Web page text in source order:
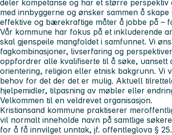
deler kompetanse og har et større
med innbyggerne og ønsker sammen å
effektive og bærekraftige måter å jobbe på –
Vår kommune har fokus på et inkluderende
skal gjenspeile mangfoldet i samfunnet. Vi
fagkombinasjoner, livserfaring og
oppfordrer alle kvalifiserte til å søke, uansett
orientering, religion eller etnisk bakgrunn. Vi
behov for det der det er mulig. Aktuell
hjelpemidler, tilpasning av møbler eller
Velkommen til en veldrevet organisasjon.
Kristiansand kommune praktiserer
vil normalt inneholde navn på samtlige
for å få innvilget unntak, jf. offentleglova § 25.